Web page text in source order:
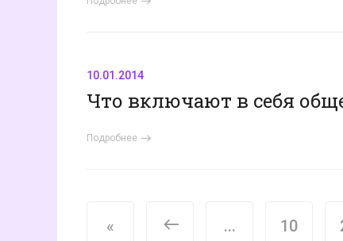
10.01.2014
Что включают в себя
Подробнее
« < ... 10